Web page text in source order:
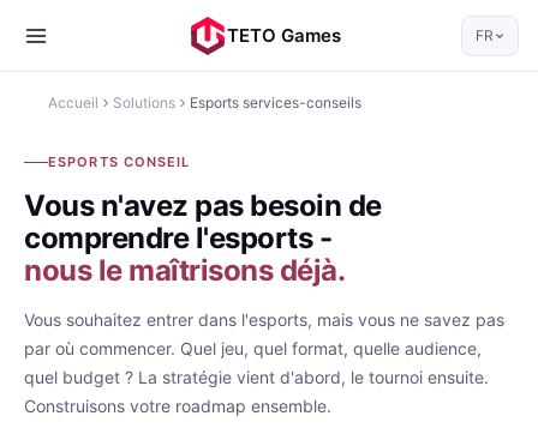
TETO Games FR
Accueil Solutions Esports services-conseils
ESPORTS CONSEIL
Vous n'avez pas besoin de
comprendre l'esports -
nous le maîtrisons déjà.
Vous souhaitez entrer dans l'esports, mais vous ne savez pas
par où commencer. Quel jeu, quel format, quelle audience,
quel budget ? La stratégie vient d'abord, le tournoi ensuite.
Construisons votre roadmap ensemble.